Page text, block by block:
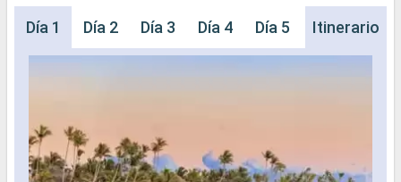
Día 1 Día 2 Día 3 Día 4 Día 5 Día 6 Día
Itinerario